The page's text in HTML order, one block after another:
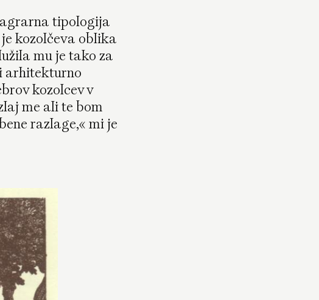
tipologija
kozolčeva oblika
mu je tako za
arhitekturno
kozolcev v
me ali te bom
razlage,« mi je